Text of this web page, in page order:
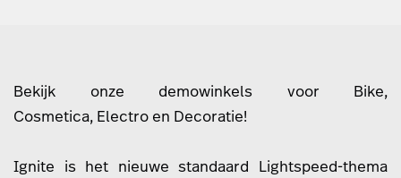
Bekijk onze demowinkels voor Bike,
Cosmetica, Electro en Decoratie!
Ignite is het nieuwe standaard Lightspeed-thema